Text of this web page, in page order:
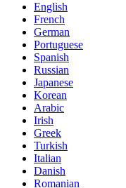
English
French
German
Portuguese
Spanish
Russian
Japanese
Korean
Arabic
Irish
Greek
Turkish
Italian
Danish
Romanian